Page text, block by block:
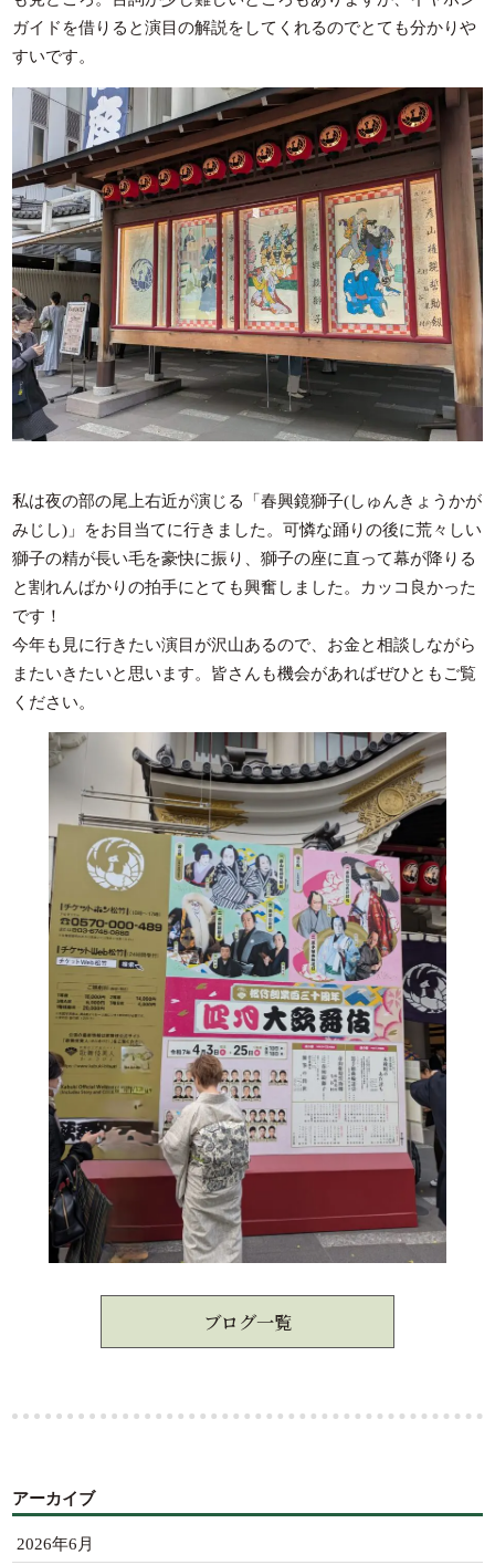
ガイドを借りると演目の解説をしてくれるのでとても分かりや
すいです。
私は夜の部の尾上右近が演じる「春興鏡獅子(しゅんきょうかが
みじし)」をお目当てに行きました。可憐な踊りの後に荒々しい
獅子の精が長い毛を豪快に振り、獅子の座に直って幕が降りる
と割れんばかりの拍手にとても興奮しました。カッコ良かった
です！
今年も見に行きたい演目が沢山あるので、お金と相談しながら
またいきたいと思います。皆さんも機会があればぜひともご覧
ください。
ブログ一覧
アーカイブ
2026年6月